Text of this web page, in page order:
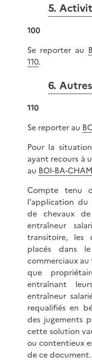
5.
100
Se reporter au
110.
6.
110
Se reporter au
Pour la
ayant recours à
au BOI-BA-
Compte tenu
l'application du
de chevaux
entraîneur
transitoire, les
placés dans
commerciaux
que
entraînant
entraîneur
requalifiés en
des jugements
cette solution
ou contentieux
de ce document.